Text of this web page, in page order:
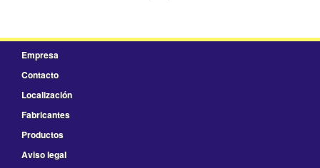
Empresa
Contacto
Localización
Fabricantes
Productos
Aviso legal